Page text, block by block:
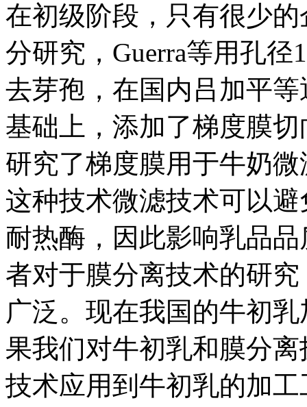
在初级阶段，只有很少
分研究，Guerra等用孔
去芽孢，在国内吕加平
基础上，添加了梯度膜
研究了梯度膜用于牛奶
这种技术微滤技术可以
耐热酶，因此影响乳品
者对于膜分离技术的研
广泛。现在我国的牛初
果我们对牛初乳和膜分
技术应用到牛初乳的加